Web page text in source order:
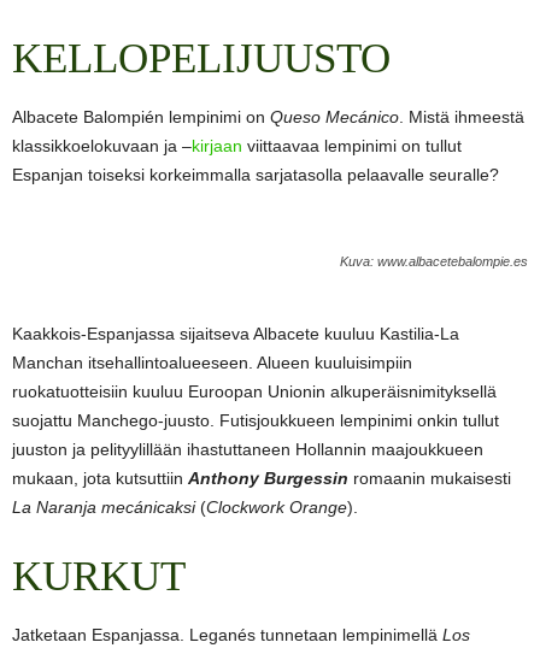
KELLOPELIJUUSTO
Albacete Balompién lempinimi on Queso Mecánico . Mistä ihmeestä
klassikkoelokuvaan ja –kirjaan viittaavaa lempinimi on tullut
Espanjan toiseksi korkeimmalla sarjatasolla pelaavalle seuralle?
Kuva: www.albacetebalompie.es
Kaakkois-Espanjassa sijaitseva Albacete kuuluu Kastilia-La
Manchan itsehallintoalueeseen. Alueen kuuluisimpiin
ruokatuotteisiin kuuluu Euroopan Unionin alkuperäisnimityksellä
suojattu Manchego-juusto. Futisjoukkueen lempinimi onkin tullut
juuston ja pelityylillään ihastuttaneen Hollannin maajoukkueen
mukaan, jota kutsuttiin Anthony Burgessin romaanin mukaisesti
La Naranja mecánicaksi(Clockwork Orange).
KURKUT
Jatketaan Espanjassa. Leganés tunnetaan lempinimellä Los